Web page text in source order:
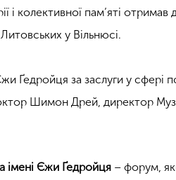
і колективної пам’яті
у Вільнюсі.
Ґедройця за заслуги у сфері
Шимон Дрей, директор
імені Єжи Ґедройця – форум,